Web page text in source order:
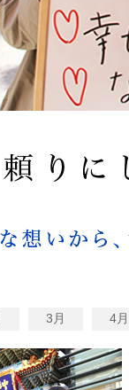
3月 4月